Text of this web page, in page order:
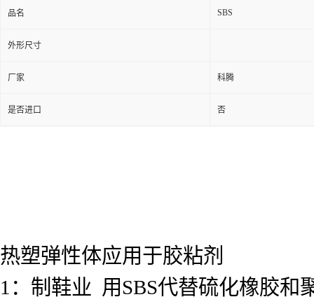
品名 SBS
外形尺寸
厂家 科腾
是否进口 否
热塑弹性体应用于胶粘剂
1：制鞋业 用SBS代替硫化橡胶和